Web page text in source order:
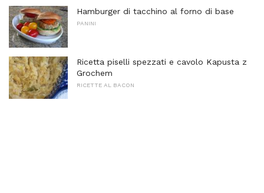
Hamburger di tacchino al forno di base
PANINI
Ricetta piselli spezzati e cavolo Kapusta z
Grochem
RICETTE AL BACON